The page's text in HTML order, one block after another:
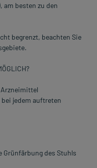
am besten zu den
begrenzt, beachten Sie
jedem auftreten
Grünfärbung des Stuhls